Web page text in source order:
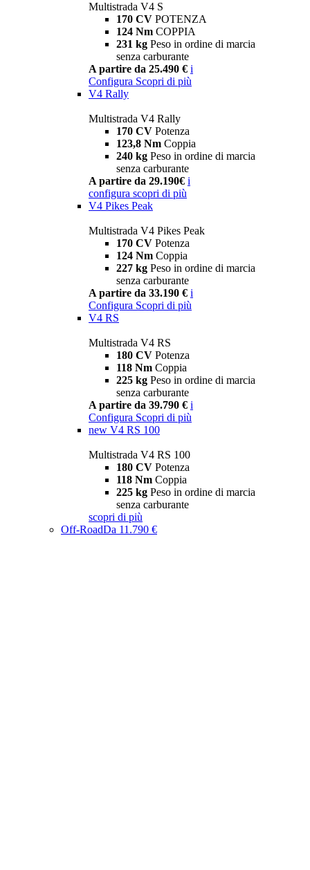
Multistrada V4 S
170 CV POTENZA
124 Nm COPPIA
231 kg Peso in ordine di marcia
senza carburante
A partire da 25.490 € i
Configura Scopri di più
V4 Rally
Multistrada V4 Rally
170 CV Potenza
123,8 Nm Coppia
240 kg Peso in ordine di marcia
senza carburante
A partire da 29.190€ i
configura scopri di più
V4 Pikes Peak
Multistrada V4 Pikes Peak
170 CV Potenza
124 Nm Coppia
227 kg Peso in ordine di marcia
senza carburante
A partire da 33.190 € i
Configura Scopri di più
V4 RS
Multistrada V4 RS
180 CV Potenza
118 Nm Coppia
225 kg Peso in ordine di marcia
senza carburante
A partire da 39.790 € i
Configura Scopri di più
new V4 RS 100
Multistrada V4 RS 100
180 CV Potenza
118 Nm Coppia
225 kg Peso in ordine di marcia
senza carburante
scopri di più
Off-RoadDa 11.790 €